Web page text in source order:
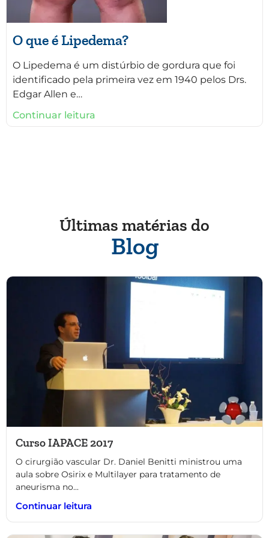
O que é Lipedema?
O Lipedema é um distúrbio de gordura que foi
identificado pela primeira vez em 1940 pelos Drs.
Edgar Allen e…
Continuar leitura
Últimas matérias do
Blog
Curso IAPACE 2017
O cirurgião vascular Dr. Daniel Benitti ministrou uma
aula sobre Osirix e Multilayer para tratamento de
aneurisma no...
Continuar leitura